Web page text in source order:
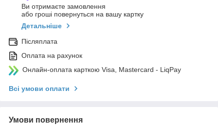
Ви отримаєте замовлення
або гроші повернуться на вашу картку
Детальніше
Післяплата
Оплата на рахунок
Онлайн-оплата карткою Visa, Mastercard - LiqPay
Всі умови оплати
Умови повернення